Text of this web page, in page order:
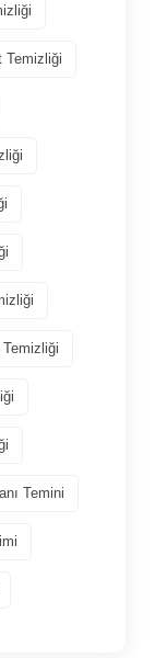
Temizliği
Temizliği
Temini